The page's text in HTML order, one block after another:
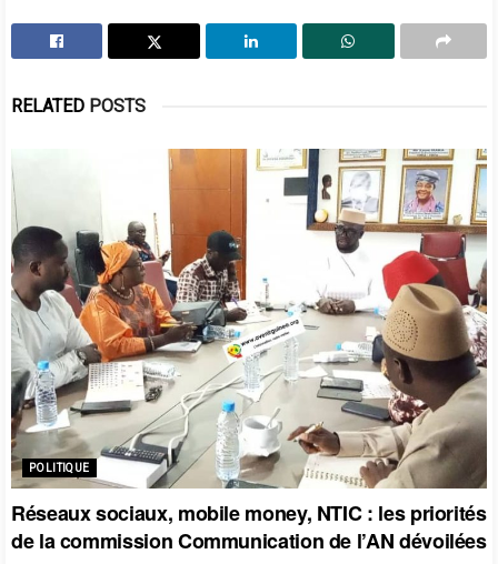
RELATED POSTS
POLITIQUE
Réseaux sociaux, mobile money, NTIC : les priorités
de la commission Communication de l’AN dévoilées